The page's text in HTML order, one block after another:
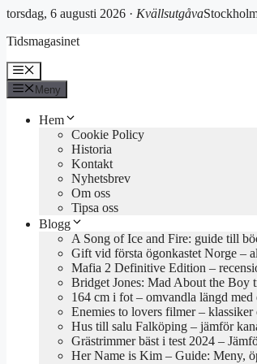
torsdag, 6 augusti 2026 · Kvällsutgåva
till
Tidsmagasinet
Meny
Meny
Hem
Cookie Policy
Historia
Kontakt
Nyhetsbrev
Om oss
Tipsa oss
Blogg
A Song of Ice and Fire: guide till
Gift vid första ögonkastet Norge –
Mafia 2 Definitive Edition –
Bridget Jones: Mad About the Boy
164 cm i fot – omvandla längd med
Enemies to lovers filmer – klassiker
Hus till salu Falköping – jämför
Grästrimmer bäst i test 2024 –
Her Name is Kim – Guide: Meny,